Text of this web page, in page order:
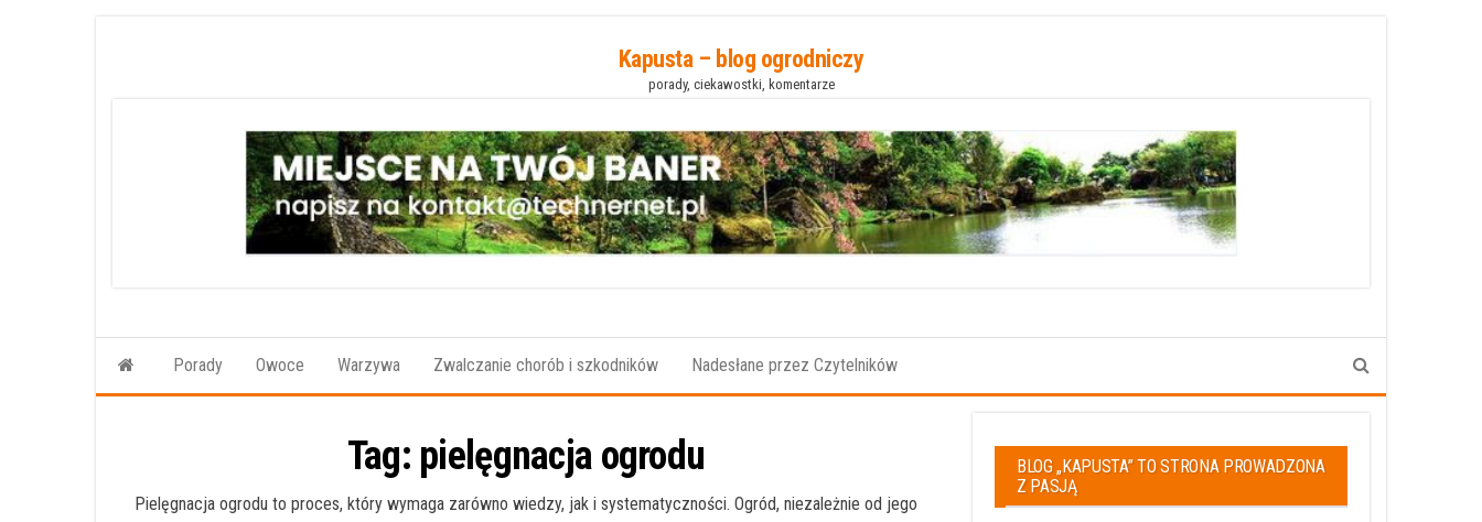
Kapusta – blog ogrodniczy
porady, ciekawostki, komentarze
Porady Owoce Warzywa Zwalczanie chorób i szkodników Nadesłane przez Czytelników
Tag: pielęgnacja ogrodu
Pielęgnacja ogrodu to proces, który wymaga zarówno wiedzy, jak i systematyczności. Ogród, niezależnie od jego
BLOG „KAPUSTA” TO STRONA PROWADZONA
Z PASJĄ